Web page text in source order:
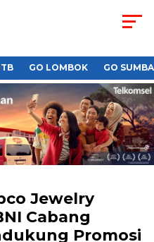
GO LOMBOK GO
Jewelry
Cabang
Promosi